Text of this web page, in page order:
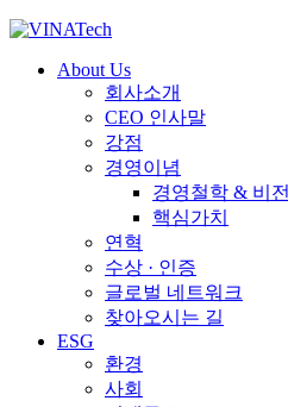
About Us
회사소개
CEO 인사말
강점
경영이념
경영철학 & 비전
핵심가치
연혁
수상 · 인증
글로벌 네트워크
찾아오시는 길
ESG
환경
사회